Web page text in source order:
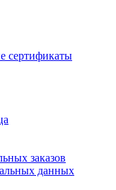
сертификаты
заказов
данных